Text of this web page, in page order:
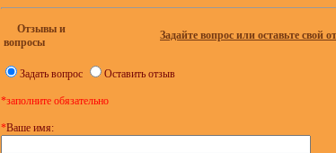
Отзывы и
вопросы
Задайте вопрос или оставьте свой
Задать вопрос Оставить отзыв
*заполните обязательно
*Ваше имя: